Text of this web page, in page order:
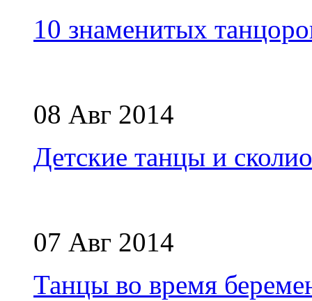
10 знаменитых
08 Авг 2014
Детские танцы и
07 Авг 2014
Танцы во время